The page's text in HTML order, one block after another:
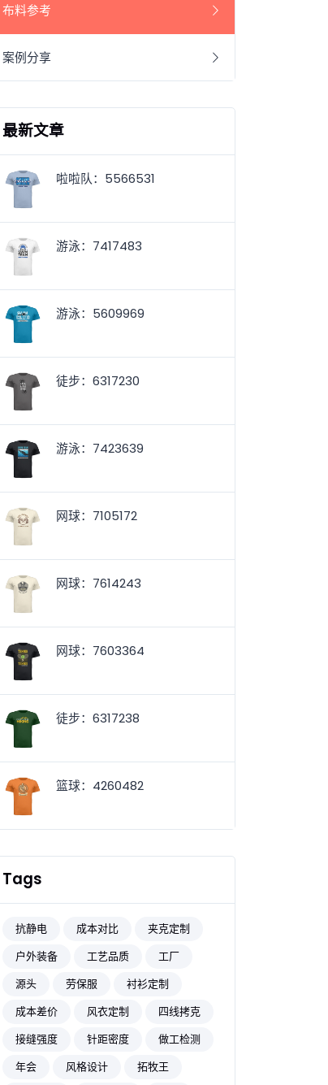
布料参考
案例分享
最新文章
啦啦队：5566531
游泳：7417483
游泳：5609969
徒步：6317230
游泳：7423639
网球：7105172
网球：7614243
网球：7603364
徒步：6317238
篮球：4260482
Tags
抗静电 成本对比
夹克定制
户外装备
工艺品质
工厂
源头
劳保服
衬衫定制
成本差价
风衣定制
四线拷克
接缝强度
针距密度
做工检测
年会
风格设计
拓牧王